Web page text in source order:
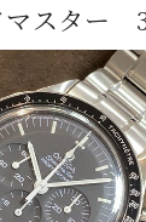
スター